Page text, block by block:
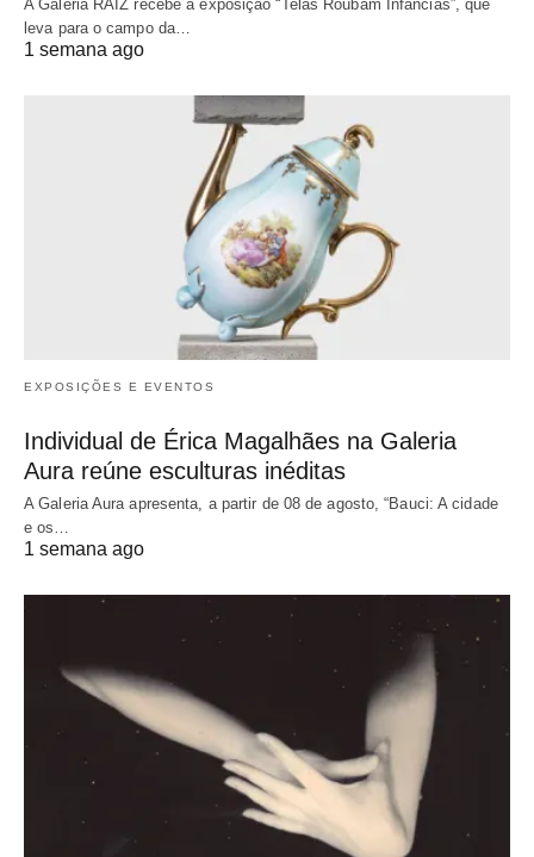
A Galeria RAIZ recebe a exposição “Telas Roubam Infâncias”, que
leva para o campo da…
1 semana ago
EXPOSIÇÕES E EVENTOS
Individual de Érica Magalhães na Galeria
Aura reúne esculturas inéditas
A Galeria Aura apresenta, a partir de 08 de agosto, “Bauci: A cidade
e os…
1 semana ago